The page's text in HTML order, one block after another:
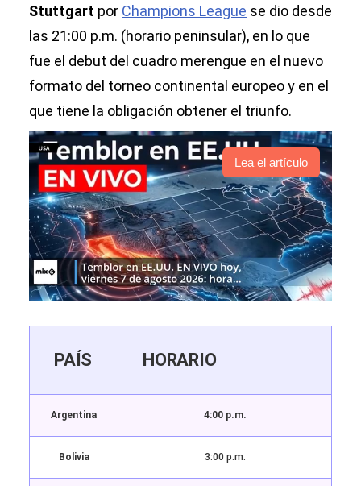
Stuttgart por Champions League se dio desde
las 21:00 p.m. (horario peninsular), en lo que
fue el debut del cuadro merengue en el nuevo
formato del torneo continental europeo y en el
que tiene la obligación obtener el triunfo.
Lea el artículo
PAÍS HORARIO
Argentina 4:00 p.m.
Bolivia 3:00 p.m.